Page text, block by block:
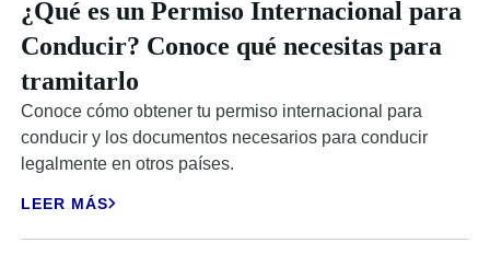
¿Qué es un Permiso Internacional para
Conducir? Conoce qué necesitas para
tramitarlo
Conoce cómo obtener tu permiso internacional para
conducir y los documentos necesarios para conducir
legalmente en otros países.
LEER MÁS